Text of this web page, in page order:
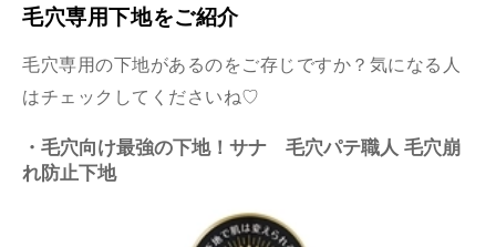
毛穴専用下地をご紹介
毛穴専用の下地があるのをご存じですか？気になる人
はチェックしてくださいね♡
・毛穴向け最強の下地！サナ 毛穴パテ職人 毛穴崩
れ防止下地